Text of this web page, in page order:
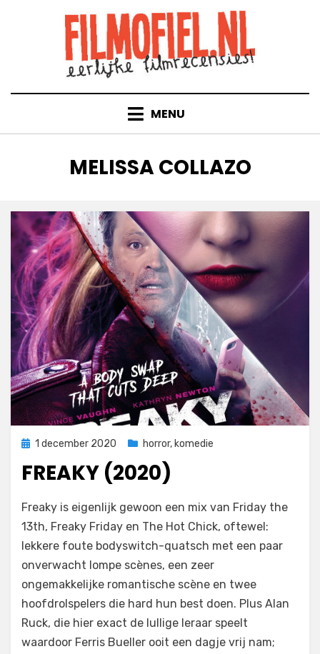
MENU
TAG
:
MELISSA COLLAZO
Geplaatst
1 december 2020 horror, komedie
FREAKY (2020)
door Filmofiel.nl
Laat een reactie achter
(2020)
Freaky is eigenlijk gewoon een mix van Friday the
13th, Freaky Friday en The Hot Chick, oftewel:
lekkere foute bodyswitch-quatsch met een paar
onverwacht lompe scènes, een zeer
ongemakkelijke romantische scène en twee
hoofdrolspelers die hard hun best doen. Plus Alan
Ruck, die hier exact de lullige leraar speelt
waardoor Ferris Bueller ooit een dagje vrij nam;